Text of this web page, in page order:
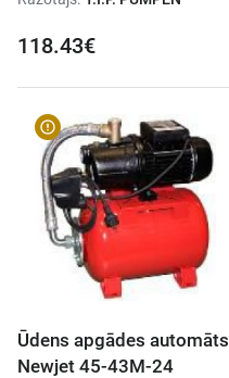
118.43€
Ūdens apgādes automāts
Newjet 45-43M-24